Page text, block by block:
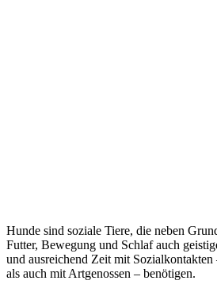
Hunde sind soziale Tiere, die neben
Futter, Bewegung und Schlaf auch
und ausreichend Zeit mit
als auch mit Artgenossen – benötigen.